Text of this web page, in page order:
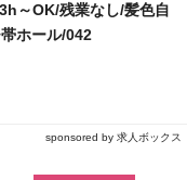
～OK/残業なし/髪色自
ホール/042
sponsored by 求人ボックス